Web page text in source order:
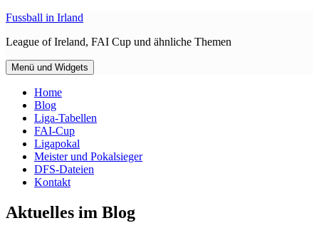
Zum
springen
Fussball in Irland
League of Ireland, FAI Cup und ähnliche Themen
Menü und Widgets
Home
Blog
Liga-Tabellen
FAI-Cup
Ligapokal
Meister und Pokalsieger
DFS-Dateien
Kontakt
Aktuelles im Blog